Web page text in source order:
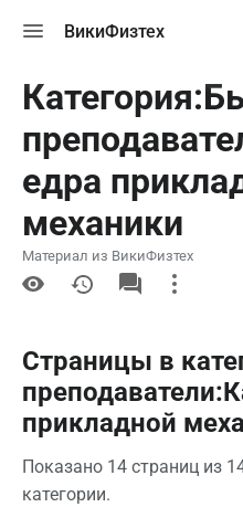
меню
ВикиФизтех
едра
механики
Материал из ВикиФизтех
More
actions
Страницы в
прикладной
Показано 14 страниц из
категории.